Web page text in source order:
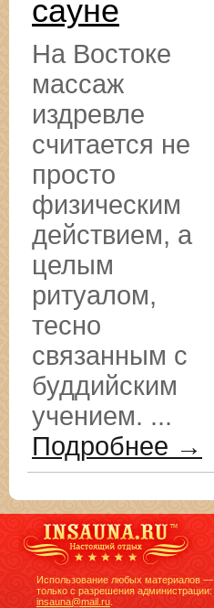
сауне
На Востоке
массаж
издревле
считается не
просто
физическим
действием, а
целым
ритуалом,
тесно
связанным с
буддийским
учением. ...
Подробнее →
Использование любых материалов —
только с разрешения администрации:
insauna@mail.ru